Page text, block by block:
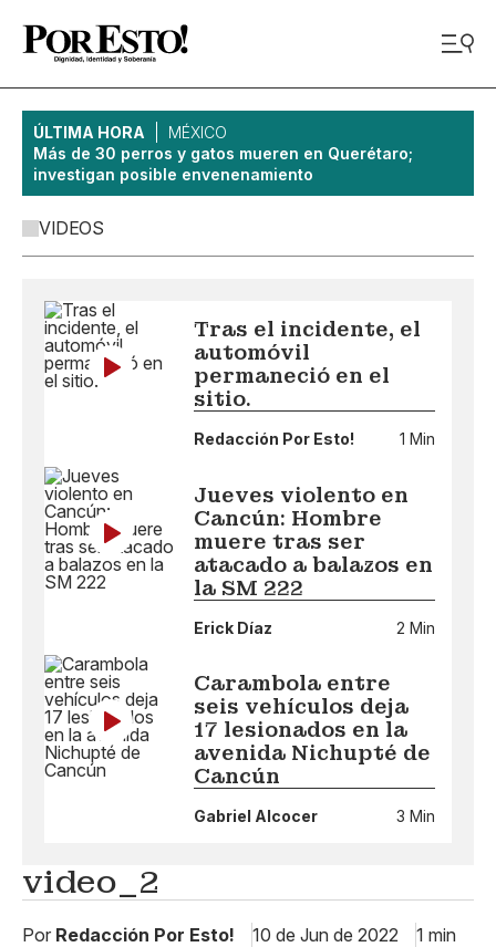
ÚLTIMA HORA
MÉXICO
Más de 30 perros y gatos mueren en Querétaro;
investigan posible envenenamiento
VIDEOS
Tras el incidente, el
automóvil
permaneció en el
sitio.
Redacción Por Esto! 1 Min
Jueves violento en
Cancún: Hombre
muere tras ser
atacado a balazos en
la SM 222
Erick Díaz 2 Min
Carambola entre
seis vehículos deja
17 lesionados en la
avenida Nichupté de
Cancún
Gabriel Alcocer 3 Min
video_2
Por Redacción Por Esto! 10 de Jun de 2022 1 min